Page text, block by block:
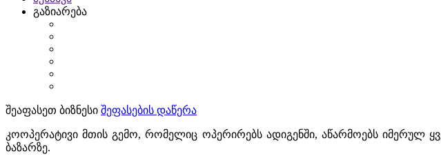
გაზიარება
შეაფასეთ ბიზნესი შეფასების დაწერა
კოოპერატივი მთის გემო, რომელიც ოპერირებს ადიგენში, აწარმოებს იმერულ
ბაზარზე.